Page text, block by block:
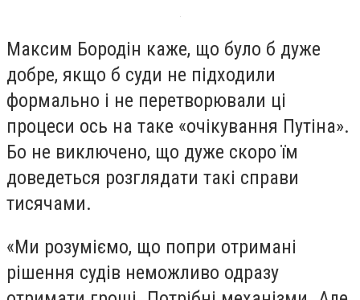
Максим Бородін каже, що було б дуже
добре, якщо б суди не підходили
формально і не перетворювали ці
процеси ось на таке «очікування Путіна».
Бо не виключено, що дуже скоро їм
доведеться розглядати такі справи
тисячами.
«Ми розуміємо, що попри отримані
рішення судів неможливо одразу